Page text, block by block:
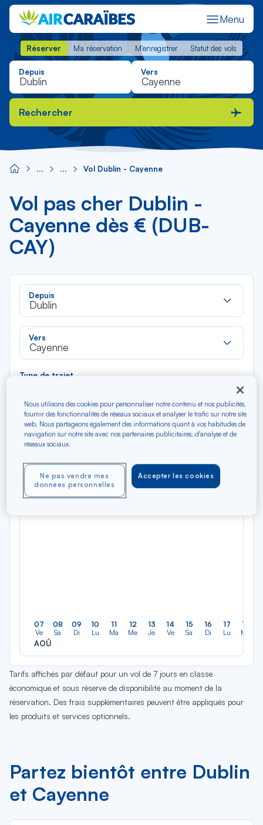
Menu
Réserver Ma réservation M'enregistrer Statut des vols
Réserver Ma réservation M'enregistrer Statut des vols
Depuis Vers
Rechercher
Vol Dublin - Cayenne
Vol pas cher Dublin -
Cayenne dès € (DUB-
CAY)
Depuis
Dublin
Vers
Cayenne
liste
Type de trajet
Filtrer Vider
Précédent
N/A*
Aller / Retour — Économique
07
Ve
AOÛ
08
Sa
09
Di
10
Lu
11
Ma
12
Me
13
Je
14
Ve
15
Sa
16
Di
17
Lu
18
Ma
Tarifs affichés par défaut pour un vol de 7 jours en classe
économique et sous réserve de disponibilité au moment de la
réservation. Des frais supplémentaires peuvent être appliqués pour
les produits et services optionnels.
Partez bientôt entre Dublin
et Cayenne
Nous utilisons des cookies pour personnaliser notre contenu et nos publicités,
fournir des fonctionnalités de réseaux sociaux et analyser le trafic sur notre site
web. Nous partageons également des informations quant à vos habitudes de
navigation sur notre site avec nos partenaires publicitaires, d'analyse et de
réseaux sociaux.
Accepter les cookies
Ne pas vendre mes
données personnelles